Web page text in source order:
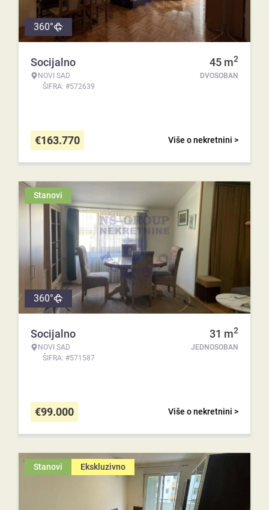
360°
Socijalno
NOVI SAD
ŠIFRA: #572639
45 m2
DVOSOBAN
Više o nekretnini >
€163.770
Stanovi
360°
Socijalno
NOVI SAD
ŠIFRA: #571587
31 m2
JEDNOSOBAN
Više o nekretnini >
€99.000
Stanovi Ekskluzivno